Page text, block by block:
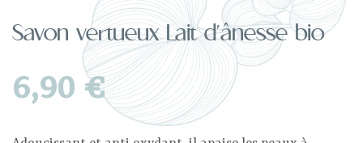
Savon vertueux Lait d'ânesse bio
6,90 €